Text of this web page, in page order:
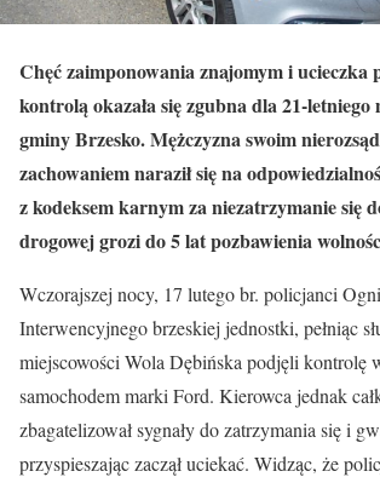
Chęć zaimponowania znajomym i ucieczka
kontrolą okazała się zgubna dla 21-letniego
gminy Brzesko. Mężczyzna swoim
zachowaniem naraził się na
z kodeksem karnym za niezatrzymanie się
drogowej grozi do 5 lat pozbawienia
Wczorajszej nocy, 17 lutego br. policjanci
Interwencyjnego brzeskiej jednostki, pełniąc
miejscowości Wola Dębińska podjęli kontrolę
samochodem marki Ford. Kierowca jednak
zbagatelizował sygnały do zatrzymania się i
przyspieszając zaczął uciekać. Widząc, że